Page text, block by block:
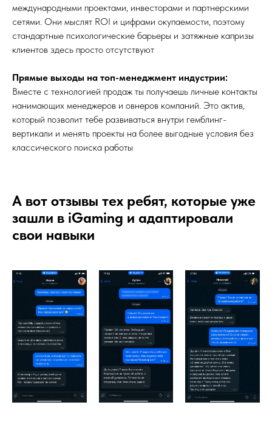
международными проектами, инвесторами и партнерскими
сетями. Они мыслят ROI и цифрами окупаемости, поэтому
стандартные психологические барьеры и затяжные капризы
клиентов здесь просто отсутствуют
Прямые выходы на топ-менеджмент индустрии:
Вместе с технологией продаж ты получаешь личные контакты
нанимающих менеджеров и овнеров компаний. Это актив,
который позволит тебе развиваться внутри гемблинг-
вертикали и менять проекты на более выгодные условия без
классического поиска работы
А вот отзывы тех ребят, которые уже
зашли в iGaming и адаптировали
свои навыки